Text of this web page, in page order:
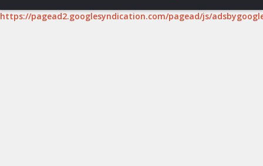
https://pagead2.googlesyndication.com/pagead/js/